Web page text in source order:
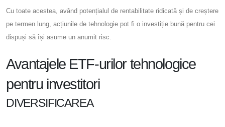
Cu toate acestea, având potențialul de rentabilitate ridicată și de creștere
pe termen lung, acțiunile de tehnologie pot fi o investiție bună pentru cei
dispuși să își asume un anumit risc.
Avantajele ETF-urilor tehnologice
pentru investitori
DIVERSIFICAREA